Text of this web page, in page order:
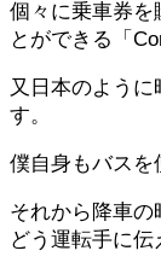
個々に乗車券を
とができる「
又日本のよう
す。
僕自身もバスを
それから降車の
どう運転手に